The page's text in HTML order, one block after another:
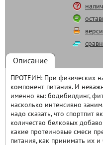
Описание
ПРОТЕИН: При физических
компонент питания. И
именно вы: бодибилдинг,
насколько интенсивно
надо сказать, что спортпит
количество белковых
какие протеиновые смеси
питания, как принимать их